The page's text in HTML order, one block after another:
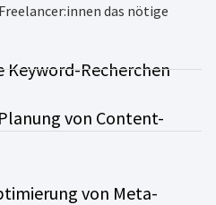
das nötige
Recherchen
von Content-
von Meta-